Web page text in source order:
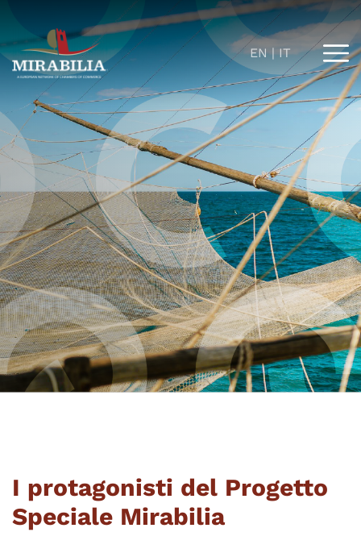
EN IT
I protagonisti del Progetto
Speciale Mirabilia